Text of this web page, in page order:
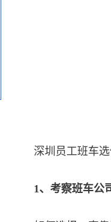
深圳员工班车
1、考察班车公